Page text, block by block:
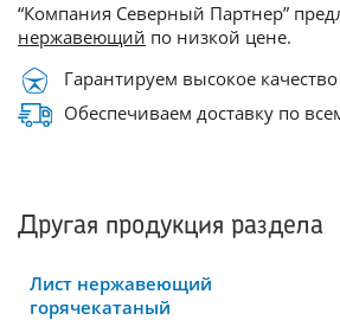
“Компания Северный Партнер”
нержавеющий по низкой цене.
Гарантируем высокое качество
Обеспечиваем доставку по
Другая продукция раздела
Лист нержавеющий
горячекатаный